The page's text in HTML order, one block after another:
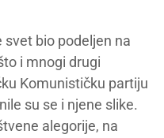
svet bio podeljen na
i mnogi drugi
Komunističku partiju
su se i njene slike.
alegorije, na